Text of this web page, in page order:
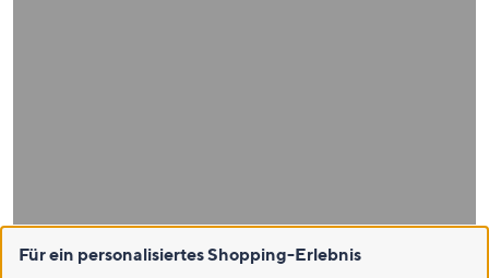
Für ein personalisiertes Shopping-Erlebnis